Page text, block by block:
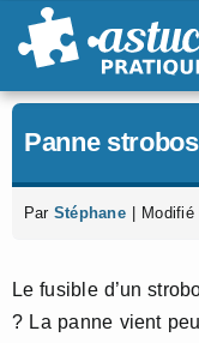
Passer
au
Panne
Par Stéphane
Le fusible d’un
? La panne vient